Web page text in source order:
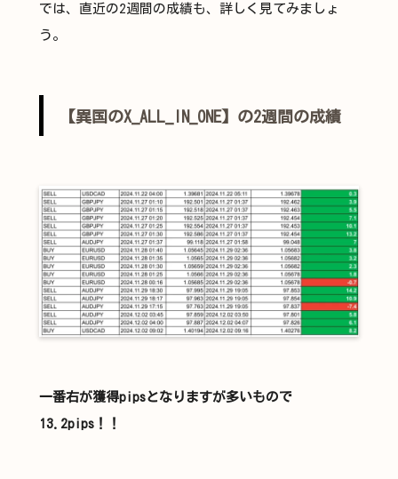
では、直近の2週間の成績も、詳しく見てみましょ
う。
【異国のX_ALL_IN_ONE】の2週間の成績
一番右が獲得pipsとなりますが多いもので
13.2pips！！